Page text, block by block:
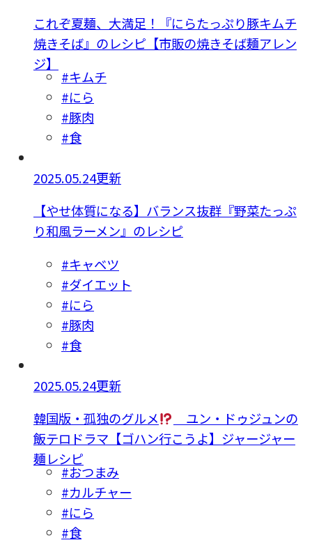
これぞ夏麺、大満足！『にらたっぷり豚キムチ
焼きそば』のレシピ【市販の焼きそば麺アレン
ジ】
#キムチ
#にら
#豚肉
#食
2025.05.24更新
【やせ体質になる】バランス抜群『野菜たっぷ
り和風ラーメン』のレシピ
#キャベツ
#ダイエット
#にら
#豚肉
#食
2025.05.24更新
韓国版・孤独のグルメ
ユン・ドゥジュンの
飯テロドラマ【ゴハン行こうよ】ジャージャー
麺レシピ
#おつまみ
#カルチャー
#にら
#食